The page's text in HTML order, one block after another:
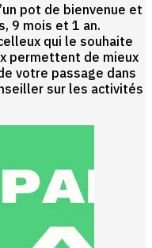
pot de bienvenue et
9 mois et 1 an.
qui le souhaite
permettent de mieux
votre passage dans
sur les activités